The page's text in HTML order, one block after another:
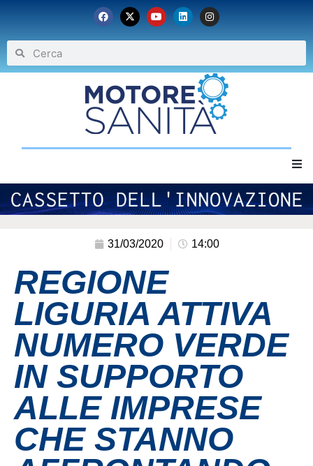
Home
Eventi
Archivio
Contatti
Grandi eventi
Ospedale Virtuale
MotoRare
31/03/2020 14:00
REGIONE
LIGURIA ATTIVA
NUMERO VERDE
IN SUPPORTO
ALLE IMPRESE
CHE STANNO